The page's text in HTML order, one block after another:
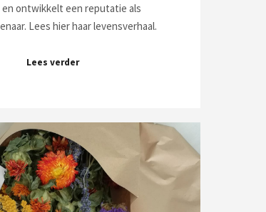
ontwikkelt een reputatie als
Lees hier haar levensverhaal.
Lees verder